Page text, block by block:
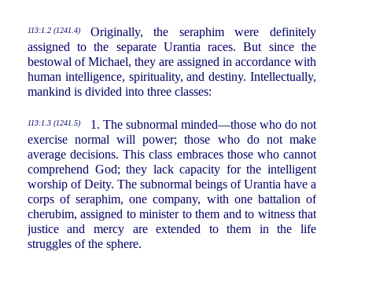
113:1.2 (1241.4)
Originally, the seraphim were definitely
assigned to the separate Urantia races. But since the
bestowal of Michael, they are assigned in accordance with
human intelligence, spirituality, and destiny. Intellectually,
mankind is divided into three classes:
113:1.3 (1241.5)
1. The subnormal minded—those who do not
exercise normal will power; those who do not make
average decisions. This class embraces those who cannot
comprehend God; they lack capacity for the intelligent
worship of Deity. The subnormal beings of Urantia have a
corps of seraphim, one company, with one battalion of
cherubim, assigned to minister to them and to witness that
justice and mercy are extended to them in the life
struggles of the sphere.